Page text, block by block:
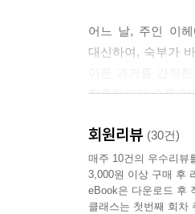
어느 날, 주인 이
대신하여, 숙부가
잔혹하고도 슬픈 이
도키치의 이야기를
있는 사람은 나 혼자
그러한 조카의 변
여는 것이다. 그 이
회원리뷰 (30건)
매주 10건의 우수리뷰
3,000원 이상 구매 후
eBook은 다운로드 후
클래스는 첫번째 회차